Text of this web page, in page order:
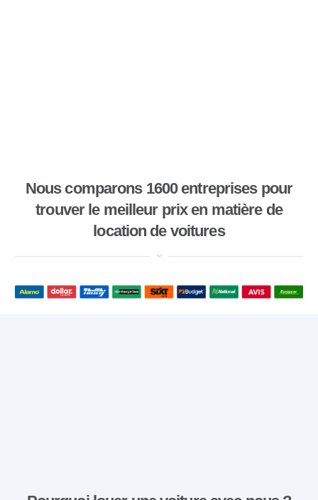
Nous comparons 1600 entreprises pour
trouver le meilleur prix en matière de
location de voitures